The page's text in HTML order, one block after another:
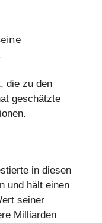
die zu den
geschätzte
in diesen
und hält einen
seiner
Milliarden